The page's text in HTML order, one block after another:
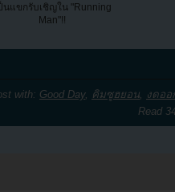
นแขกรับเชิญใน "Running
Man"!!
with: Good Day, คิมซูฮยอน, งดอ
Read